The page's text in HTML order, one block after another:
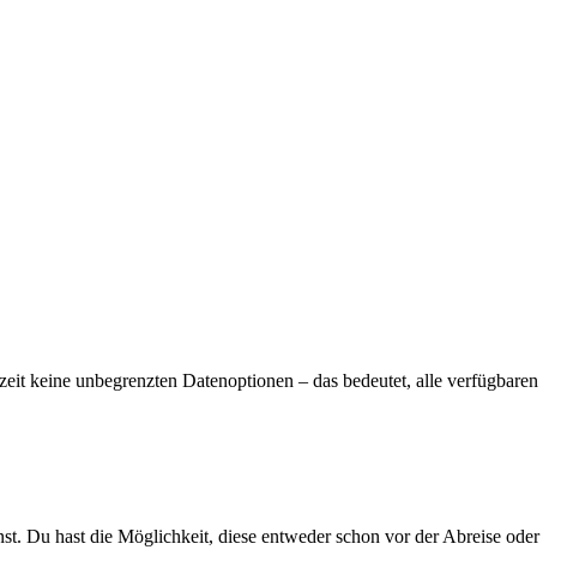
keine unbegrenzten Datenoptionen – das bedeutet, alle verfügbaren
Du hast die Möglichkeit, diese entweder schon vor der Abreise oder